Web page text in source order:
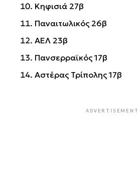
Κηφισιά 27β
Παναιτωλικός 26β
ΑΕΛ 23β
Πανσερραϊκός 17β
Αστέρας Τρίπολης 17β
ADVERTISEMENT